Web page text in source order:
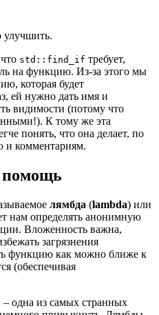
улучшить.
std::find_if требует,
на функцию. Из-за этого мы
которая будет
ей нужно дать имя и
видимости (потому что
К тому же эта
понять, что она делает, по
и комментариям.
лямбда (lambda) или
нам определять анонимную
Вложенность важна,
загрязнения
функцию как можно ближе к
(обеспечивая
одна из самых странных